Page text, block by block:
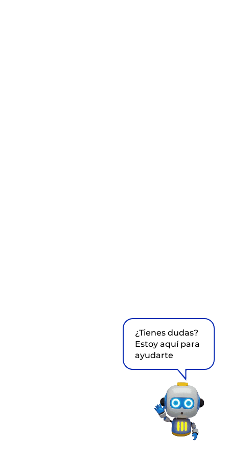
¿Tienes dudas?
Estoy aquí para
ayudarte